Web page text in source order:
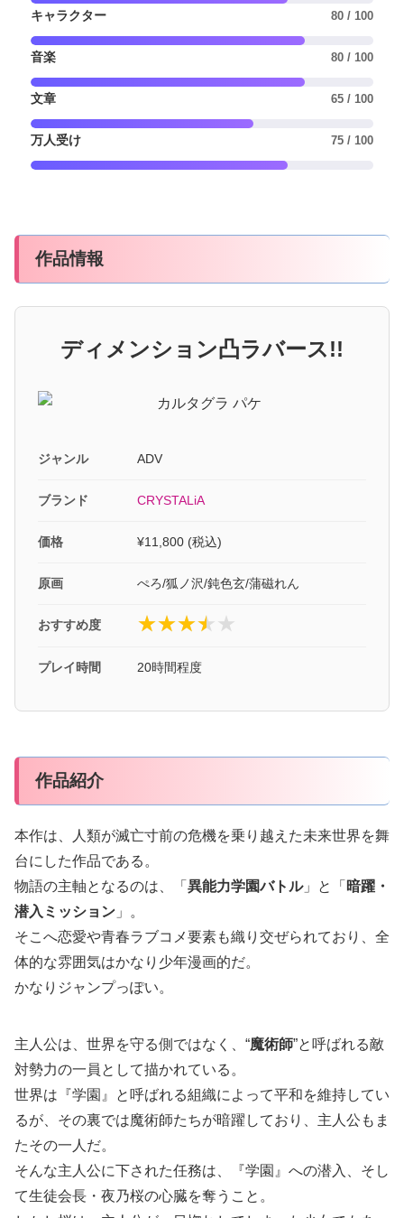
キャラクター 80 / 100
音楽 80 / 100
文章 65 / 100
万人受け 75 / 100
作品情報
ディメンション凸ラバース!!
ジャンル ADV
ブランド CRYSTALiA
価格 ¥11,800 (税込)
原画 ぺろ/狐ノ沢/鈍色玄/蒲磁れん
おすすめ度
プレイ時間 20時間程度
作品紹介
本作は、人類が滅亡寸前の危機を乗り越えた未来世界を舞
台にした作品である。
物語の主軸となるのは、「 異能力学園バトル」と「 暗躍・
潜入ミッション 」。
そこへ恋愛や青春ラブコメ要素も織り交ぜられており、全
体的な雰囲気はかなり少年漫画的だ。
かなりジャンプっぽい。
主人公は、世界を守る側ではなく、“魔術師”と呼ばれる敵
対勢力の一員として描かれている。
世界は『学園』と呼ばれる組織によって平和を維持してい
るが、その裏では魔術師たちが暗躍しており、主人公もま
たその一人だ。
そんな主人公に下された任務は、『学園』への潜入、そし
て生徒会長・夜乃桜の心臓を奪うこと。